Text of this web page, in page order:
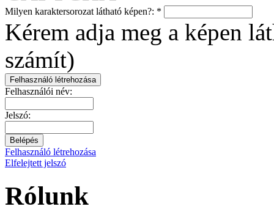
Milyen karaktersorozat látható képen?: *
Kérem adja meg a képen
számít)
Felhasználói név:
Jelszó:
Felhasználó létrehozása
Elfelejtett jelszó
Rólunk